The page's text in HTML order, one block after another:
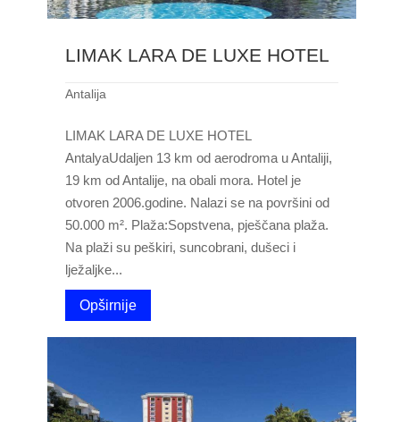
LIMAK LARA DE LUXE HOTEL
Antalija
LIMAK LARA DE LUXE HOTEL
AntalyaUdaljen 13 km od aerodroma u Antaliji,
19 km od Antalije, na obali mora. Hotel je
otvoren 2006.godine. Nalazi se na površini od
50.000 m². Plaža:Sopstvena, pješčana plaža.
Na plaži su peškiri, suncobrani, dušeci i
lježaljke...
Opširnije